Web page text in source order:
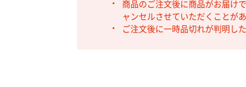
商品のご注文後に商品がお届け
ャンセルさせていただくことがあ
ご注文後に一時品切れが判明し